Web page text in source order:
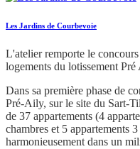
Les Jardins de Courbevoie
L'atelier remporte le
logements du lotissement
Dans sa première phase de
Pré-Aily, sur le site du Sart-
de 37 appartements (4
chambres et 5 appartements
harmonieusement dans un